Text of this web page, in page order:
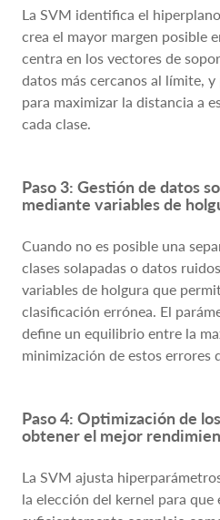
La SVM identifica el
crea el mayor margen posible
centra en los vectores de
datos más cercanos al límite,
para maximizar la distancia a
cada clase.
Paso 3: Gestión de datos
mediante variables de
Cuando no es posible una
clases solapadas o datos
variables de holgura que
clasificación errónea. El
define un equilibrio entre la
minimización de estos errores
Paso 4: Optimización de
obtener el mejor
La SVM ajusta
la elección del kernel para que